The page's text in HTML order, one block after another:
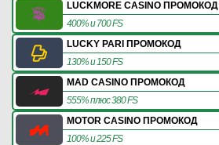
LUCKMORE CASINO ПРОМОКОД
400% и 700 FS
LUCKY PARI ПРОМОКОД
130% и 150 FS
MAD CASINO ПРОМОКОД
555% плюс 380 FS
MOTOR CASINO ПРОМОКОД
100% и 225 FS